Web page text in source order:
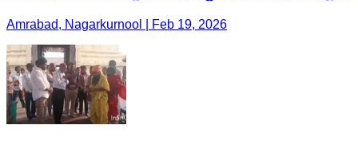
Amrabad, Nagarkurnool | Feb 19, 2026